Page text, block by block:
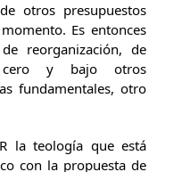
otros presupuestos
Es entonces
reorganización, de
cero y bajo otros
fundamentales, otro
la teología que está
con la propuesta de